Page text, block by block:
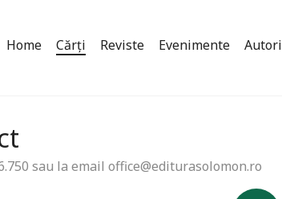
Home Cărți Reviste Evenimente Autori
sau la email office@editurasolomon.ro